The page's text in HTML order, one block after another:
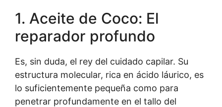
1. Aceite de Coco: El
reparador profundo
Es, sin duda, el rey del cuidado capilar. Su
estructura molecular, rica en ácido láurico, es
lo suficientemente pequeña como para
penetrar profundamente en el tallo del